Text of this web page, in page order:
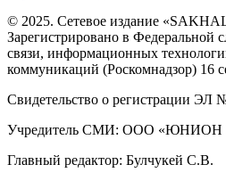
© 2025. Сетевое издание
Зарегистрировано в Федеральной
связи, информационных
коммуникаций (Роскомнадзор) 16
Свидетельство о регистрации ЭЛ
Учредитель СМИ: ООО
Главный редактор: Булчукей С.В.